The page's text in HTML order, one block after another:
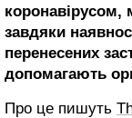
коронавірусом,
завдяки
перенесених
допомагають
Про це пишуть